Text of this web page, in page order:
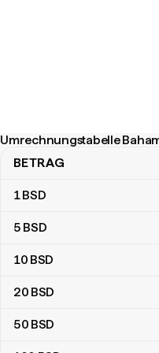
Umrechnungstabelle
Umrechnungstabelle
BETRAG
1BSD
5 BSD
10 BSD
20 BSD
50 BSD